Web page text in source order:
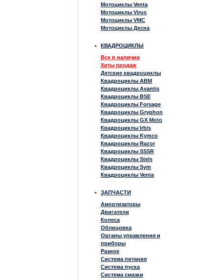
Мотоциклы Venta
Мотоциклы Virus
Мотоциклы VMC
Мотоциклы Десна
КВАДРОЦИКЛЫ
Все в наличии
Хиты продаж
Детские квадроциклы
Квадроциклы ABM
Квадроциклы Avantis
Квадроциклы BSE
Квадроциклы Forsage
Квадроциклы Gryphon
Квадроциклы GX Moto
Квадроциклы Irbis
Квадроциклы Kymco
Квадроциклы Razor
Квадроциклы SSSR
Квадроциклы Stels
Квадроциклы Sym
Квадроциклы Venta
ЗАПЧАСТИ
Амортизаторы
Двигатели
Колеса
Облицовка
Органы управления и
приборы
Разное
Система питания
Система пуска
Система смазки